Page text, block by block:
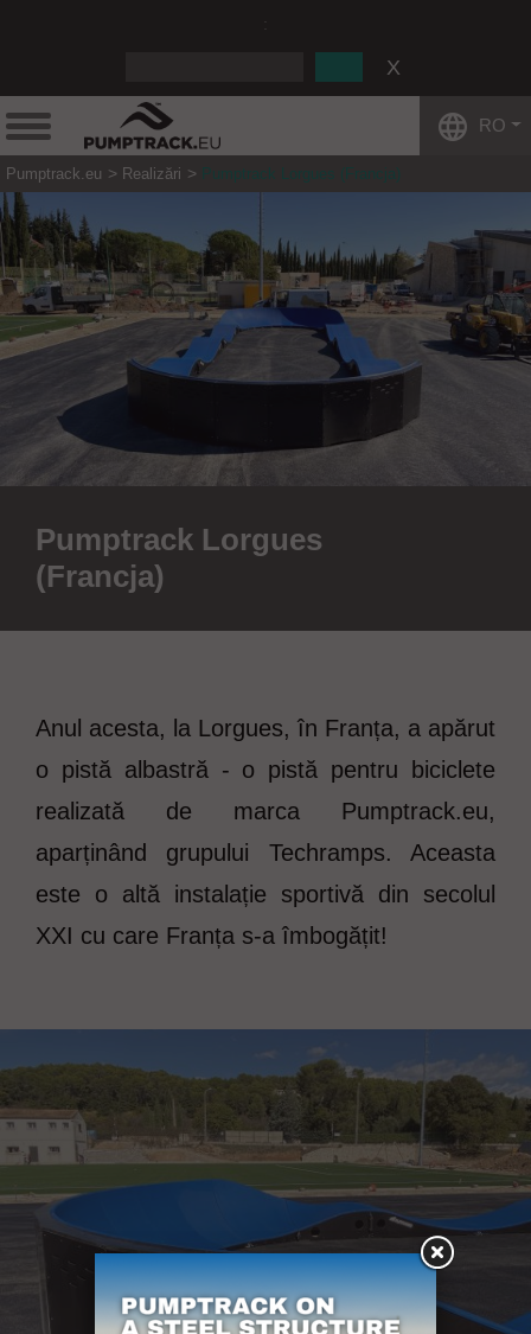
RO
Pumptrack.eu Realizări Pumptrack Lorgues (Francja)
Pumptrack Lorgues
(Francja)
Anul acesta, la Lorgues, în Franța, a apărut
o pistă albastră - o pistă pentru biciclete
realizată de marca Pumptrack.eu,
aparținând grupului Techramps. Aceasta
este o altă instalație sportivă din secolul
XXI cu care Franța s-a îmbogățit!